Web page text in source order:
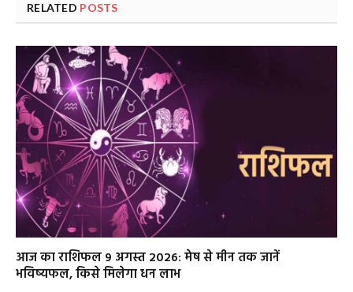
RELATED POSTS
आज का राशिफल 9 अगस्त 2026: मेष से मीन तक जानें
भविष्यफल, किसे मिलेगा धन लाभ